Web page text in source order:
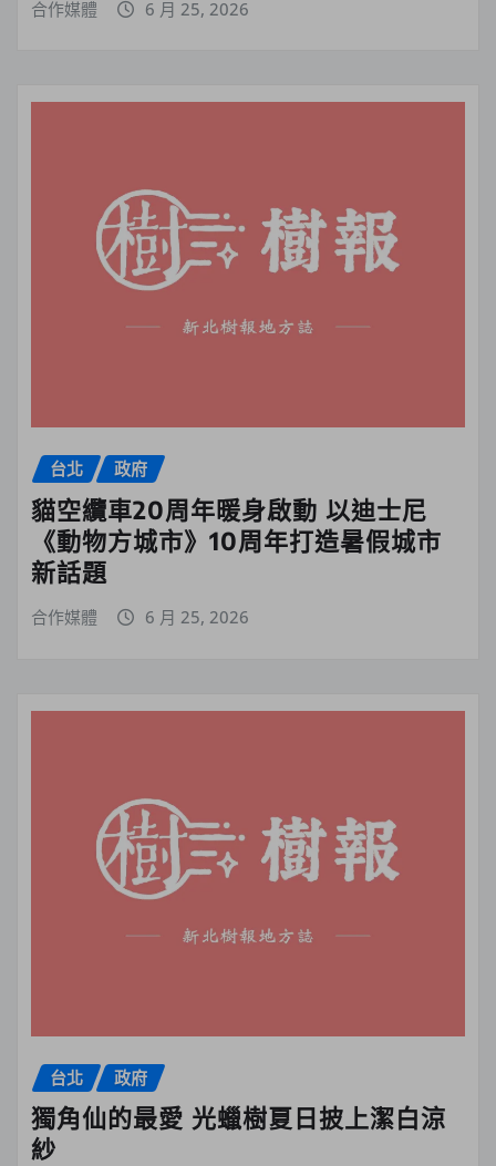
合作媒體 6 月 25, 2026
台北 政府
貓空纜車20周年暖身啟動 以迪士尼
《動物方城市》10周年打造暑假城市
新話題
合作媒體 6 月 25, 2026
台北 政府
獨角仙的最愛 光蠟樹夏日披上潔白涼
紗